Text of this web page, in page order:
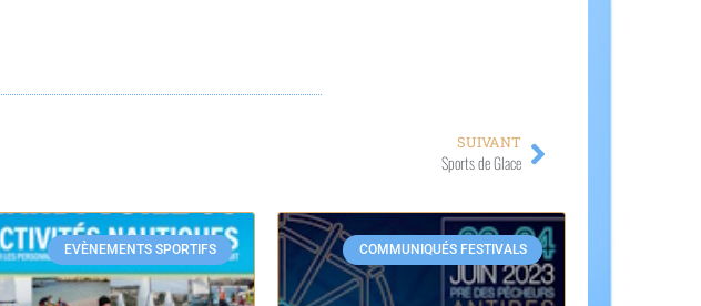
SUIVANT
Sports de Glace
EVÈNEMENTS SPORTIFS COMMUNIQUÉS FESTIVALS